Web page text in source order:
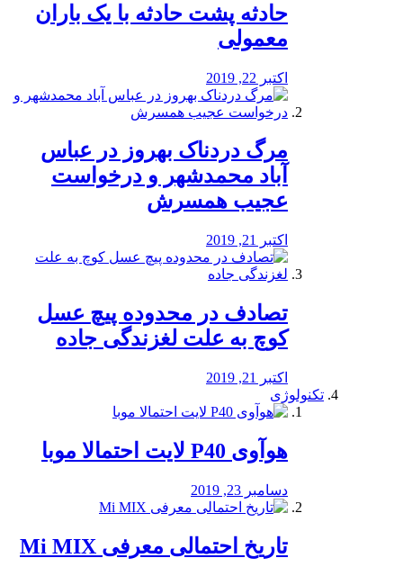
️حادثه پشت حادثه با یک باران
معمولی
اکتبر 22, 2019
مرگ دردناک بهروز در عباس
آباد محمدشهر و درخواست
عجیب همسرش
اکتبر 21, 2019
تصادف در محدوده پیچ عسل
کوچ به علت لغزندگی جاده
اکتبر 21, 2019
تکنولوژی
هوآوی P40 لایت احتمالا موبا
دسامبر 23, 2019
تاریخ احتمالی معرفی Mi MIX